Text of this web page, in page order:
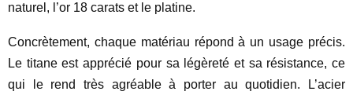
naturel, l’or 18 carats et le platine.
Concrètement, chaque matériau répond à un usage précis.
Le titane est apprécié pour sa légèreté et sa résistance, ce
qui le rend très agréable à porter au quotidien. L’acier